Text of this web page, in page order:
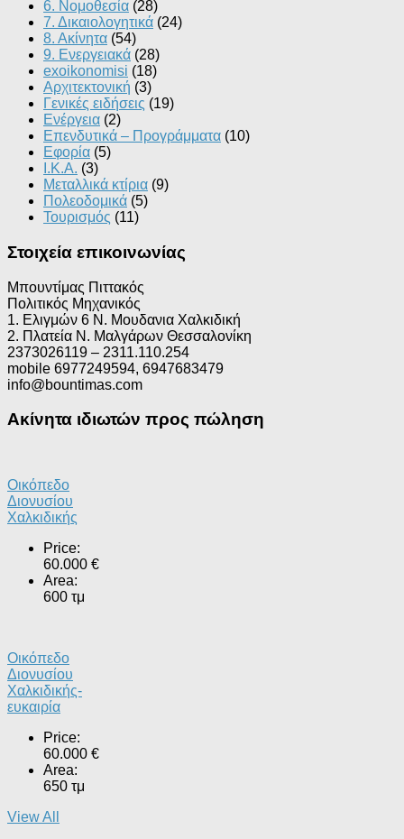
6. Νομοθεσία (28)
7. Δικαιολογητικά (24)
8. Ακίνητα (54)
9. Ενεργειακά (28)
exoikonomisi (18)
Αρχιτεκτονική (3)
Γενικές ειδήσεις (19)
Ενέργεια (2)
Επενδυτικά – Προγράμματα (10)
Εφορία (5)
Ι.Κ.Α. (3)
Μεταλλικά κτίρια (9)
Πολεοδομικά (5)
Τουρισμός (11)
Στοιχεία επικοινωνίας
Μπουντίμας Πιττακός
Πολιτικός Μηχανικός
1. Ελιγμών 6 Ν. Μουδανια Χαλκιδική
2. Πλατεία Ν. Μαλγάρων Θεσσαλονίκη
2373026119 – 2311.110.254
mobile 6977249594, 6947683479
info@bountimas.com
Ακίνητα ιδιωτών προς πώληση
Οικόπεδο
Διονυσίου
Χαλκιδικής
Price:
60.000 €
Area:
600 τμ
Οικόπεδο
Διονυσίου
Χαλκιδικής-
ευκαιρία
Price:
60.000 €
Area:
650 τμ
View All